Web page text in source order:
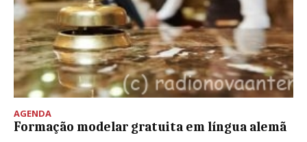
AGENDA
Formação modelar gratuita em língua alemã